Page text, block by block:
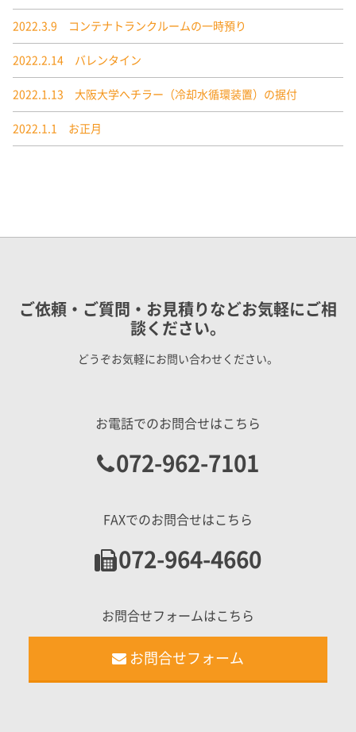
2022.3.9 コンテナトランクルームの一時預り
2022.2.14 バレンタイン
2022.1.13 大阪大学へチラー（冷却水循環装置）の据付
2022.1.1 お正月
ご依頼・ご質問・お見積りなどお気軽にご相
談ください。
どうぞお気軽にお問い合わせください。
お電話でのお問合せはこちら
072-962-7101
FAXでのお問合せはこちら
072-964-4660
お問合せフォームはこちら
お問合せフォーム